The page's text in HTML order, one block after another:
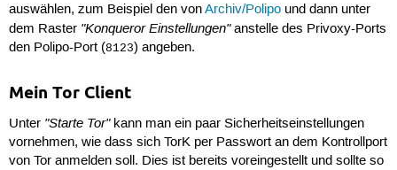
auswählen, zum Beispiel den vonArchiv/Polipound dann unter
dem Raster "Konqueror Einstellungen"anstelle des Privoxy-Ports
den Polipo-Port (8123) angeben.
Mein Tor Client
Unter "Starte Tor"kann man ein paar Sicherheitseinstellungen
vornehmen, wie dass sich TorK per Passwort an dem Kontrollport
von Tor anmelden soll. Dies ist bereits voreingestellt und sollte so